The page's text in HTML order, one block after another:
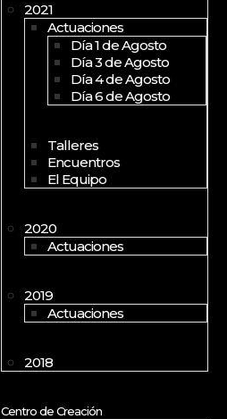
2021
Actuaciones
Día 1 de Agosto
Día 3 de Agosto
Día 4 de Agosto
Día 6 de Agosto
Talleres
Encuentros
El Equipo
2020
Actuaciones
2019
Actuaciones
2018
Centro de Creación